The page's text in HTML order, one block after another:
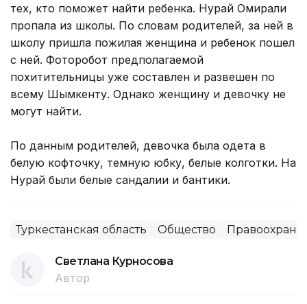
тех, кто поможет найти ребенка. Нурай Омирали
пропала из школы. По словам родителей, за ней в
школу пришла пожилая женщина и ребенок пошел
с ней. Фоторобот предполагаемой
похитительницы уже составлен и развешен по
всему Шымкенту. Однако женщину и девочку не
могут найти.
По данным родителей, девочка была одета в
белую кофточку, темную юбку, белые колготки. На
Нурай были белые сандалии и бантики.
Туркестанская область Общество
Светлана Курносова
Автор